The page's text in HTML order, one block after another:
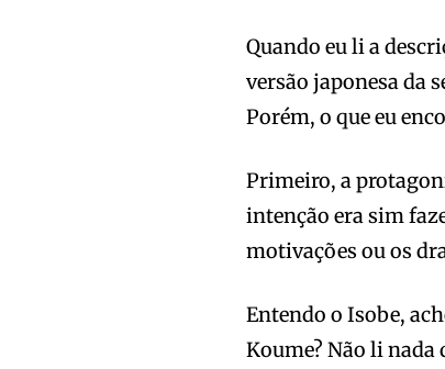
Quando eu li a
versão japonesa da
Porém, o que eu
Primeiro, a
intenção era sim
motivações ou os
Entendo o Isobe,
Koume? Não li